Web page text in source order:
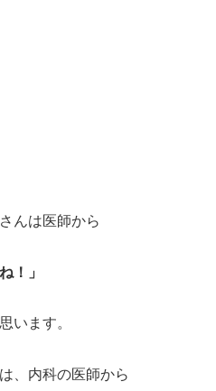
んは医師から
！」
います。
、内科の医師から